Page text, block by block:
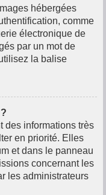
hébergées
comme
électronique de
par un mot de
la balise
des informations très
en priorité. Elles
et dans le panneau
concernant les
les administrateurs